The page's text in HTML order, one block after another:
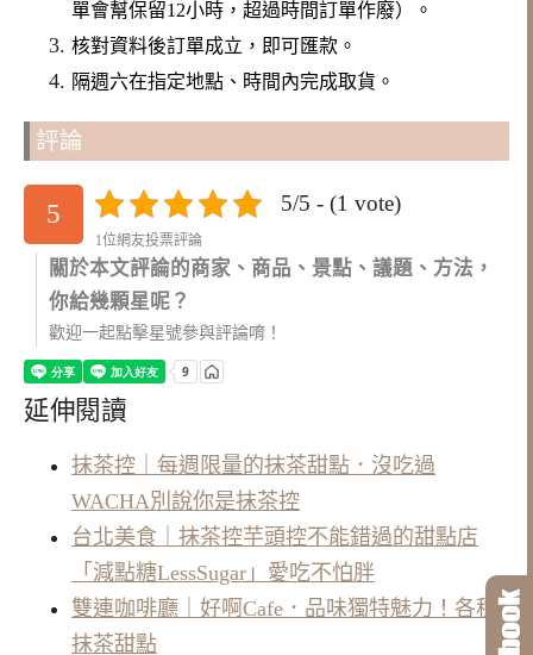
單會幫保留12小時，超過時間訂單作廢）。
核對資料後訂單成立，即可匯款。
隔週六在指定地點、時間內完成取貨。
評論
5 5/5 - (1 vote)
1位網友投票評論
關於本文評論的商家、商品、景點、議題、方法，
你給幾顆星呢？
歡迎一起點擊星號參與評論唷！
延伸閱讀
抹茶控｜每週限量的抹茶甜點．沒吃過
WACHA別說你是抹茶控
台北美食｜抹茶控芋頭控不能錯過的甜點店
「減點糖LessSugar」愛吃不怕胖
雙連咖啡廳｜好啊Cafe．品味獨特魅力！各種
抹茶甜點